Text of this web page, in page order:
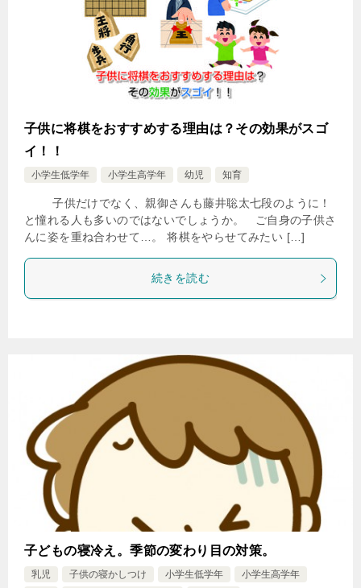
子供に将棋をおすすめする理由は？その効果がスゴ
イ！！
小学生低学年 小学生高学年 幼児 知育
子供だけでなく、親御さんも藤井聡太七段のように！
と憧れる人も多いのではないでしょうか。 ご自身の子供さ
んに姿を重ね合わせて…。 将棋をやらせてみたい […]
続きを読む
子どもの寝冷え。季節の変わり目の対策。
乳児 子供の寝かしつけ 小学生低学年
小学生高学年